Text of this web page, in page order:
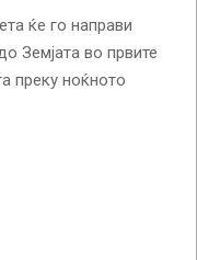
ќе го направи
Земјата во првите
преку ноќното